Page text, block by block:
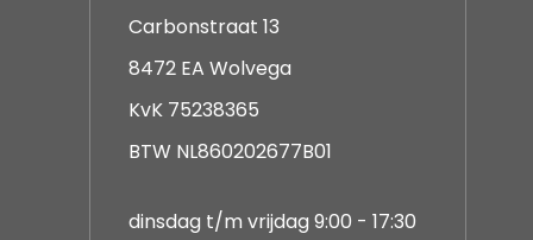
Carbonstraat 13
8472 EA Wolvega
KvK 75238365
BTW NL860202677B01
dinsdag t/m vrijdag 9:00 - 17:30